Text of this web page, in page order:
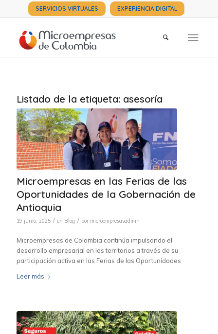
SERVICIOS VIRTUALES EXPERIENCIA DIGITAL
Listado de la etiqueta: asesoría
Microempresas en las Ferias de las
Oportunidades de la Gobernación de
Antioquia
19 junio, 2025 / en Blog / por microempresasadmin
Microempresas de Colombia continúa impulsando el
desarrollo empresarial en los territorios a través de su
participación activa en las Ferias de las Oportunidades
Leer más